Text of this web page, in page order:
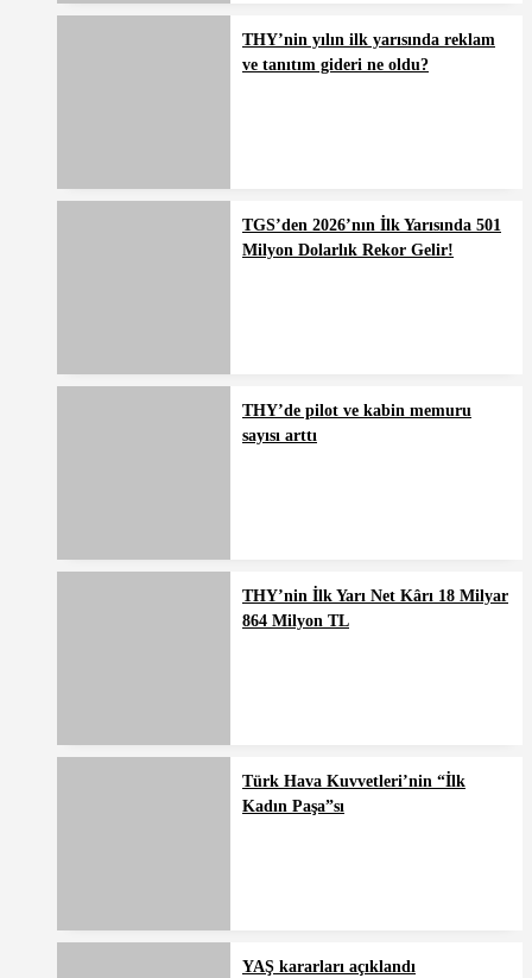
THY’nin yılın ilk yarısında reklam
ve tanıtım gideri ne oldu?
TGS’den 2026’nın İlk Yarısında 501
Milyon Dolarlık Rekor Gelir!
THY’de pilot ve kabin memuru
sayısı arttı
THY’nin İlk Yarı Net Kârı 18 Milyar
864 Milyon TL
Türk Hava Kuvvetleri’nin “İlk
Kadın Paşa”sı
YAŞ kararları açıklandı